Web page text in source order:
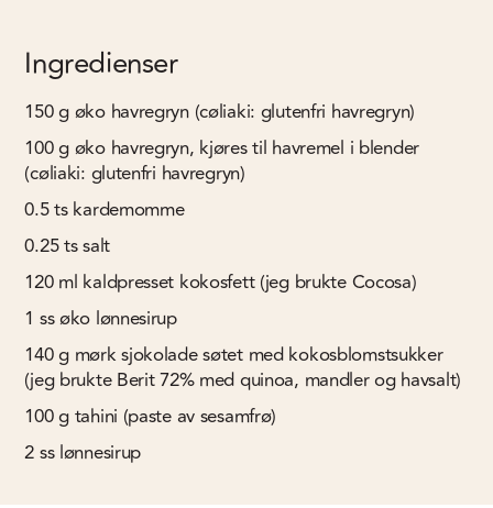
Ingredienser
150gøko havregryn (cøliaki: glutenfri havregryn)
100gøko havregryn, kjøres til havremel i blender
(cøliaki: glutenfri havregryn)
0.5ts kardemomme
0.25tssalt
120ml kaldpresset kokosfett (jeg brukte Cocosa)
1 ssøko lønnesirup
140g mørk sjokolade søtet med kokosblomstsukker
(jeg brukte Berit 72% med quinoa, mandler og havsalt)
100gtahini (paste av sesamfrø)
2ss lønnesirup